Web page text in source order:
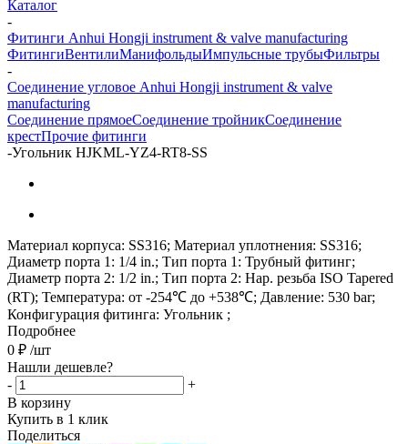
Каталог
-
Фитинги Anhui Hongji instrument & valve manufacturing
ФитингиВентилиМанифольдыИмпульсные трубыФильтры
-
Соединение угловое Anhui Hongji instrument & valve
manufacturing
Соединение прямоеСоединение тройникСоединение
крестПрочие фитинги
-Угольник HJKML-YZ4-RT8-SS
Материал корпуса: SS316; Материал уплотнения: SS316;
Диаметр порта 1: 1/4 in.; Тип порта 1: Трубный фитинг;
Диаметр порта 2: 1/2 in.; Тип порта 2: Нар. резьба ISO Tapered
(RT); Температура: от -254℃ до +538℃; Давление: 530 bar;
Конфигурация фитинга: Угольник ;
Подробнее
0 ₽ /шт
Нашли дешевле?
-
+
В корзину
Купить в 1 клик
Поделиться